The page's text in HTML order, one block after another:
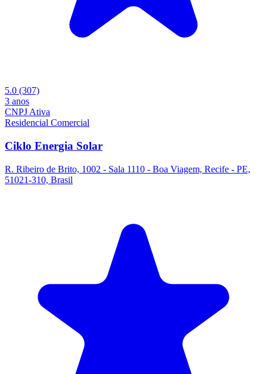
5.0 (307)
3 anos
CNPJ Ativa
Residencial Comercial
Ciklo Energia Solar
R. Ribeiro de Brito, 1002 - Sala 1110 - Boa Viagem, Recife - PE,
51021-310, Brasil